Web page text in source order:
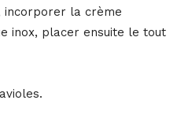
incorporer la crème
inox, placer ensuite le tout